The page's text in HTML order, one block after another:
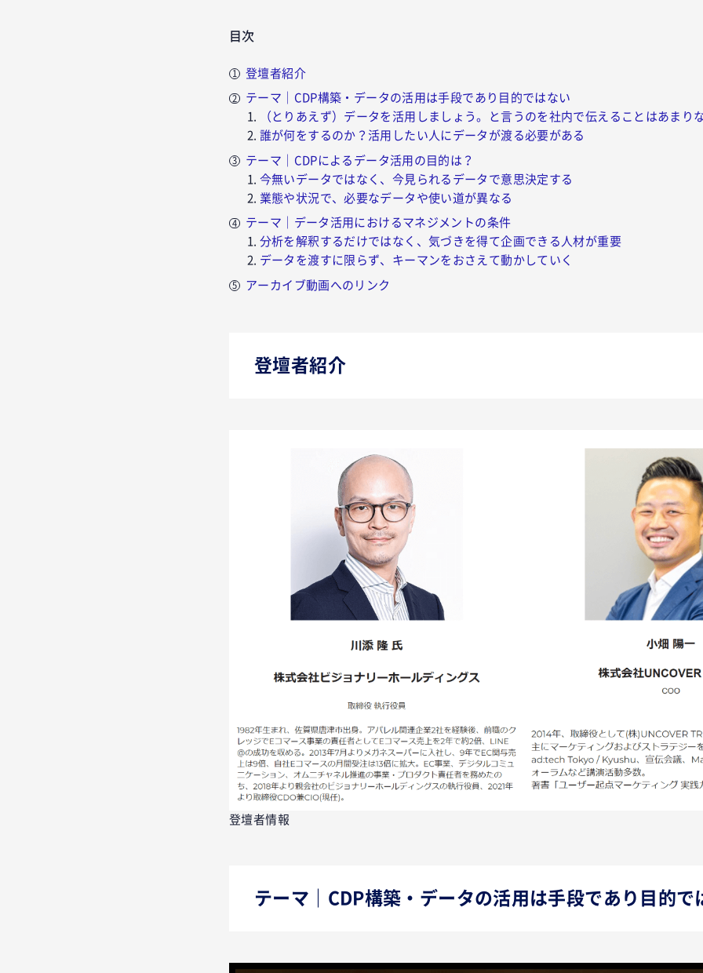
目次
登壇者紹介
テーマ｜CDP構築・データの活用は手段であり目的ではない
（とりあえず）データを活用しましょう。と言うのを社内で伝えることはあまり
誰が何をするのか？活用したい人にデータが渡る必要がある
テーマ｜CDPによるデータ活用の目的は？
今無いデータではなく、今見られるデータで意思決定する
業態や状況で、必要なデータや使い道が異なる
テーマ｜データ活用におけるマネジメントの条件
分析を解釈するだけではなく、気づきを得て企画できる人材が重要
データを渡すに限らず、キーマンをおさえて動かしていく
アーカイブ動画へのリンク
登壇者紹介
登壇者情報
テーマ｜CDP構築・データの活用は手段であり目的で